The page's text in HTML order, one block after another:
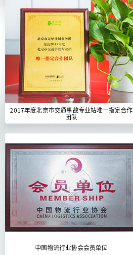
2017年度北京市交通事故专业站唯一指定合作
团队
中国物流行业协会会员单位